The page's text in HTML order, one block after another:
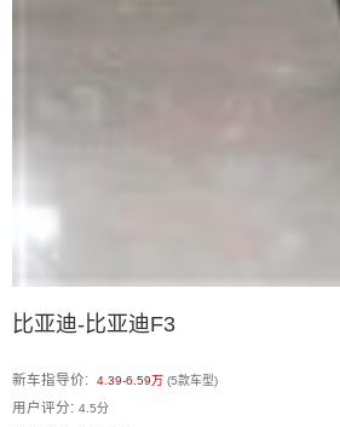
比亚迪-比亚迪F3
新车指导价: 4.39-6.59万 (5款车型)
用户评分: 4.5分